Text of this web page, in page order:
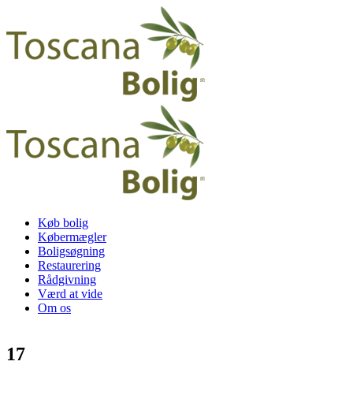
Køb bolig
Købermægler
Boligsøgning
Restaurering
Rådgivning
Værd at vide
Om os
17